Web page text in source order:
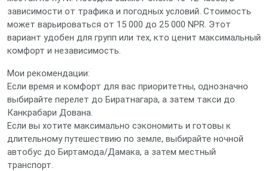
зависимости от трафика и погодных условий. Стоимость
может варьироваться от 15 000 до 25 000 NPR. Этот
вариант удобен для групп или тех, кто ценит максимальный
комфорт и независимость.
Мои рекомендации:
Если время и комфорт для вас приоритетны, однозначно
выбирайте перелет до Биратнагара, а затем такси до
Канкрабари Дована.
Если вы хотите максимально сэкономить и готовы к
длительному путешествию по земле, выбирайте ночной
автобус до Биртамода/Дамака, а затем местный
транспорт.